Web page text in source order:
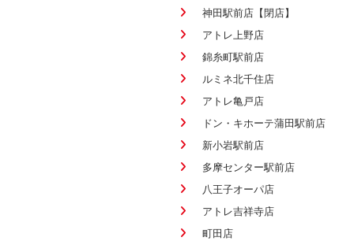
神田駅前店【閉店】
アトレ上野店
錦糸町駅前店
ルミネ北千住店
アトレ亀戸店
ドン・キホーテ蒲田駅前店
新小岩駅前店
多摩センター駅前店
八王子オーパ店
アトレ吉祥寺店
町田店